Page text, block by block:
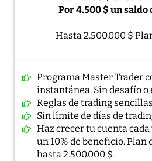
Por 4.500 $ un saldo
Hasta 2.500.000 $
Programa Master Trader
instantánea. Sin desafío o
Reglas de trading
Sin límite de días de
Haz crecer tu cuenta cada
un 10% de beneficio. Plan
hasta 2.500.000 $.